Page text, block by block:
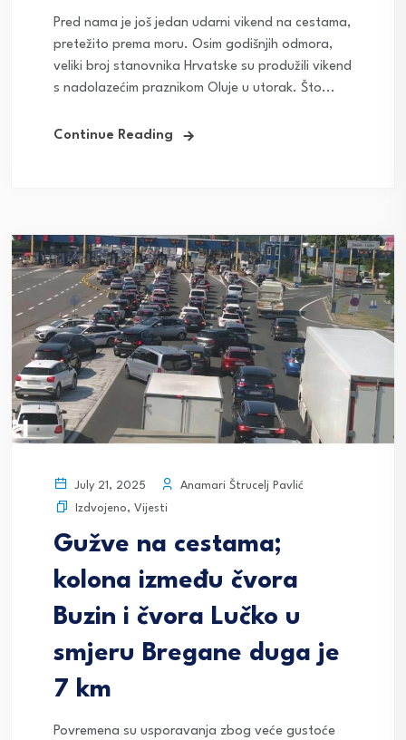
Pred nama je još jedan udarni vikend na cestama,
pretežito prema moru. Osim godišnjih odmora,
veliki broj stanovnika Hrvatske su produžili vikend
s nadolazećim praznikom Oluje u utorak. Što...
Continue Reading
July 21, 2025
Anamari Štrucelj Pavlić
Izdvojeno, Vijesti
Gužve na cestama;
kolona između čvora
Buzin i čvora Lučko u
smjeru Bregane duga je
7 km
Povremena su usporavanja zbog veće gustoće